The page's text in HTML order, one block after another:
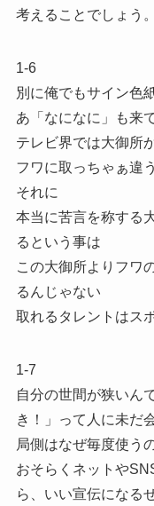
考えることでしょう。
1-6
別に俺でもサイン色
あ「なになに」も来
テレビ界では大御所
フワに取っちゃぁ違
それに
本当に苦言を称する
るという事は
この大御所よりフワ
るんじゃない
取れるタレントはス
1-7
自分の世間が狭いん
き！」って人に未だ
局側はなぜ毎度使う
おそらくネットや
ら、いい宣伝になる